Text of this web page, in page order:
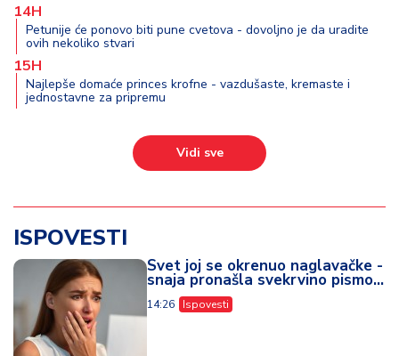
14H
Petunije će ponovo biti pune cvetova - dovoljno je da uradite
ovih nekoliko stvari
15H
Najlepše domaće princes krofne - vazdušaste, kremaste i
jednostavne za pripremu
Vidi sve
ISPOVESTI
Svet joj se okrenuo naglavačke -
snaja pronašla svekrvino pismo...
14:26 Ispovesti